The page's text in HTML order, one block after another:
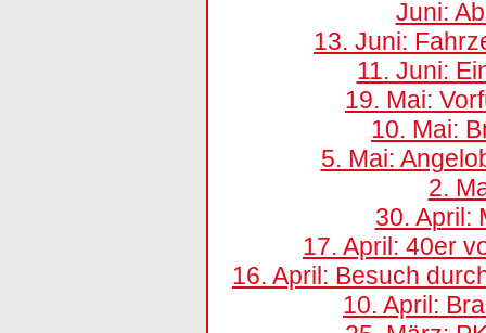
Juni:
13. Juni:
11. Juni:
19. Mai:
10. Mai:
5. Mai:
2.
30. April:
17. April: 40er
16. April: Besuch
10. April: